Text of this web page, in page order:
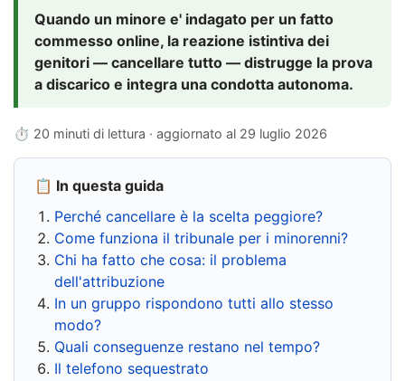
Quando un minore e' indagato per un fatto
commesso online, la reazione istintiva dei
genitori — cancellare tutto — distrugge la prova
a discarico e integra una condotta autonoma.
⏱ 20 minuti di lettura · aggiornato al 29 luglio 2026
📋 In questa guida
Perché cancellare è la scelta peggiore?
Come funziona il tribunale per i minorenni?
Chi ha fatto che cosa: il problema
dell'attribuzione
In un gruppo rispondono tutti allo stesso
modo?
Quali conseguenze restano nel tempo?
Il telefono sequestrato